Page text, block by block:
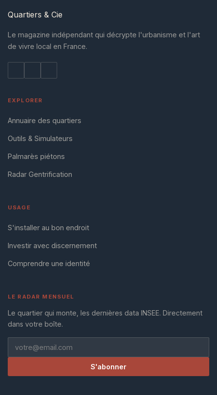
Quartiers & Cie
Le magazine indépendant qui décrypte l'urbanisme et l'art
de vivre local en France.
EXPLORER
Annuaire des quartiers
Outils & Simulateurs
Palmarès piétons
Radar Gentrification
USAGE
S'installer au bon endroit
Investir avec discernement
Comprendre une identité
LE RADAR MENSUEL
Le quartier qui monte, les dernières data INSEE. Directement
dans votre boîte.
S'abonner